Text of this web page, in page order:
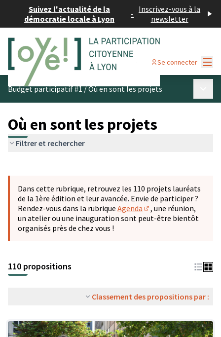
Suivez l'actualité de la
démocratie locale à Lyon
- Inscrivez-vous à la
newsletter
Se connecter
Budget participatif #1/Où en sont les projets
Où en sont les projets
Filtrer et rechercher
−
Dans cette rubrique, retrouvez les 110 projets lauréats
de la 1ère édition et leur avancée. Envie de participer ?
Rendez-vous dans la rubrique Agenda
(S'ouvre dans un
, une réunion,
un atelier ou une inauguration sont peut-être bientôt
organisés près de chez vous !
110 propositions
Classement des propositions par :